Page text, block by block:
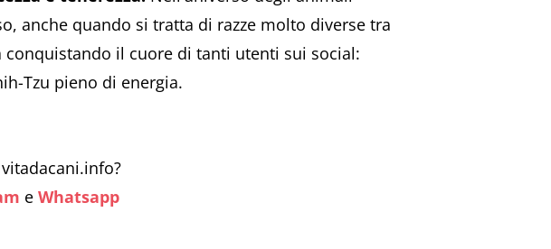
anche quando si tratta di razze molto diverse tra
il cuore di tanti utenti sui social:
Tzu pieno di energia.
e Whatsapp